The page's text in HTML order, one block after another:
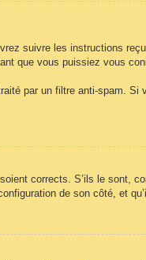
suivre les instructions
que vous puissiez vous
par un filtre anti-spam. Si
corrects. S’ils le sont,
de son côté, et